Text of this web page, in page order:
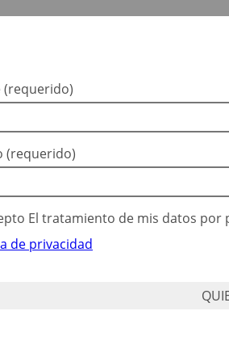
(requerido)
(requerido)
El tratamiento de mis datos por
de privacidad